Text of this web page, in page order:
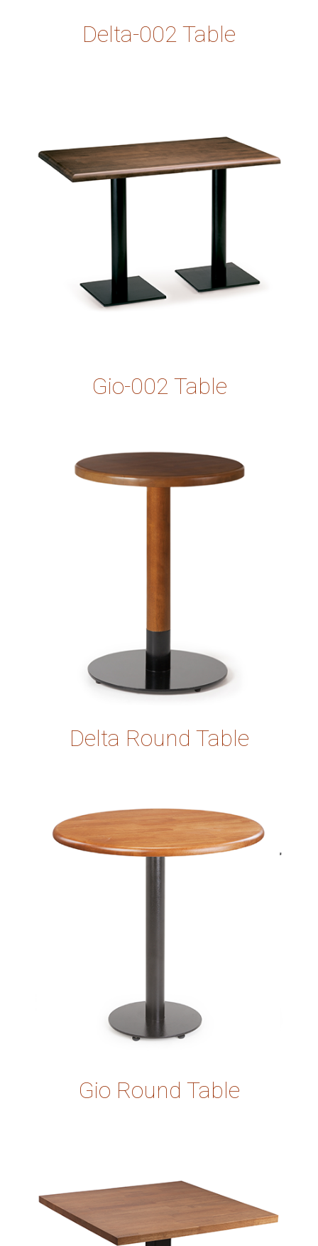
Delta-002 Table
Gio-002 Table
Delta Round Table
Gio Round Table